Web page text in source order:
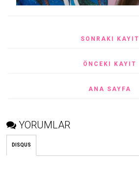
SONRAKI KAYIT
ÖNCEKI KAYIT
ANA SAYFA
YORUMLAR
DISQUS